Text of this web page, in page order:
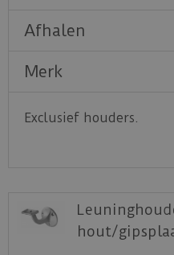
Afhalen
Merk
Exclusief houders.
hout/